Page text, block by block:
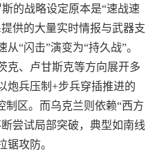
的战略设定原本是“速战速
供的大量实时情报与武器支
“闪击”演变为“持久战”。
克、卢甘斯克等方向展开多
炮兵压制+步兵穿插推进的
制区。而乌克兰则依赖“西方
尝试局部突破，典型如南线
锯攻防。